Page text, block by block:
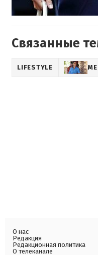
Связанные
LIFESTYLE
О нас
Редакция
Редакционная политика
О телеканале